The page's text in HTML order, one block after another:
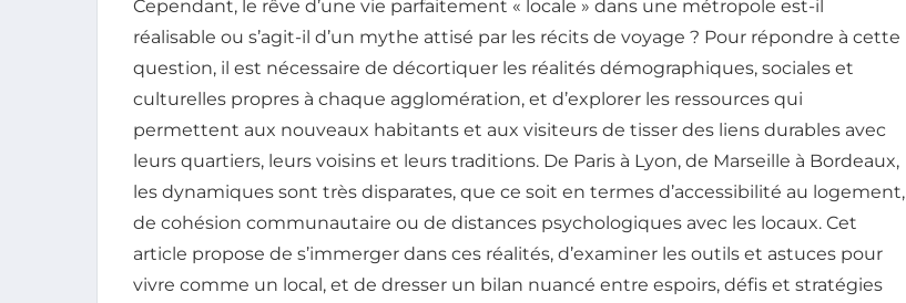
Cependant, le rêve d’une vie parfaitement « locale » dans une métropole est-il
réalisable ou s’agit-il d’un mythe attisé par les récits de voyage ? Pour répondre à cette
question, il est nécessaire de décortiquer les réalités démographiques, sociales et
culturelles propres à chaque agglomération, et d’explorer les ressources qui
permettent aux nouveaux habitants et aux visiteurs de tisser des liens durables avec
leurs quartiers, leurs voisins et leurs traditions. De Paris à Lyon, de Marseille à Bordeaux,
les dynamiques sont très disparates, que ce soit en termes d’accessibilité au logement,
de cohésion communautaire ou de distances psychologiques avec les locaux. Cet
article propose de s’immerger dans ces réalités, d’examiner les outils et astuces pour
vivre comme un local, et de dresser un bilan nuancé entre espoirs, défis et stratégies